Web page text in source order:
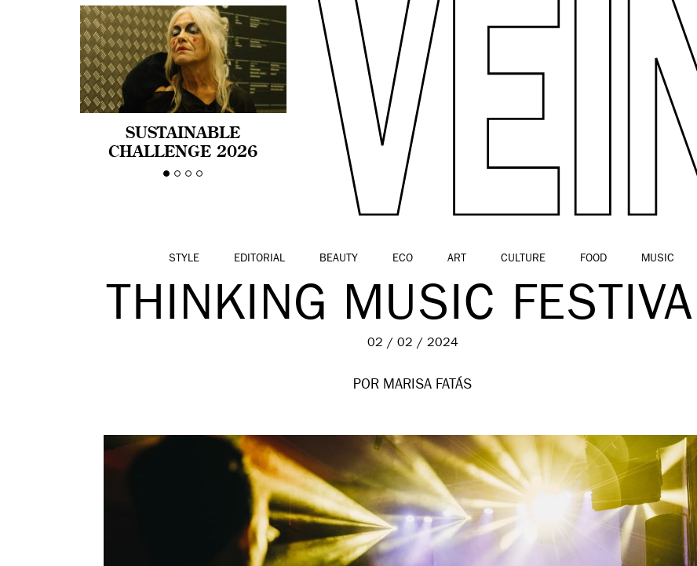
SUSTAINABLE
CHALLENGE 2026
CELEBRA LA
STYLE EDITORIAL BEAUTY ECO ART CULTURE FOOD MUSIC
THINKING MUSIC
02 / 02 / 2024
POR MARISA FATÁS